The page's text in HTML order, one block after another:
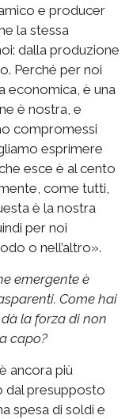
e producer
la stessa
dalla produzione
Perché per noi
economica, è una
è nostra, e
compromessi
esprimere
esce è al cento
come tutti,
è la nostra
per noi
o nell’altro».
emergente è
Come hai
la forza di non
capo?
ancora più
dal presupposto
spesa di soldi e